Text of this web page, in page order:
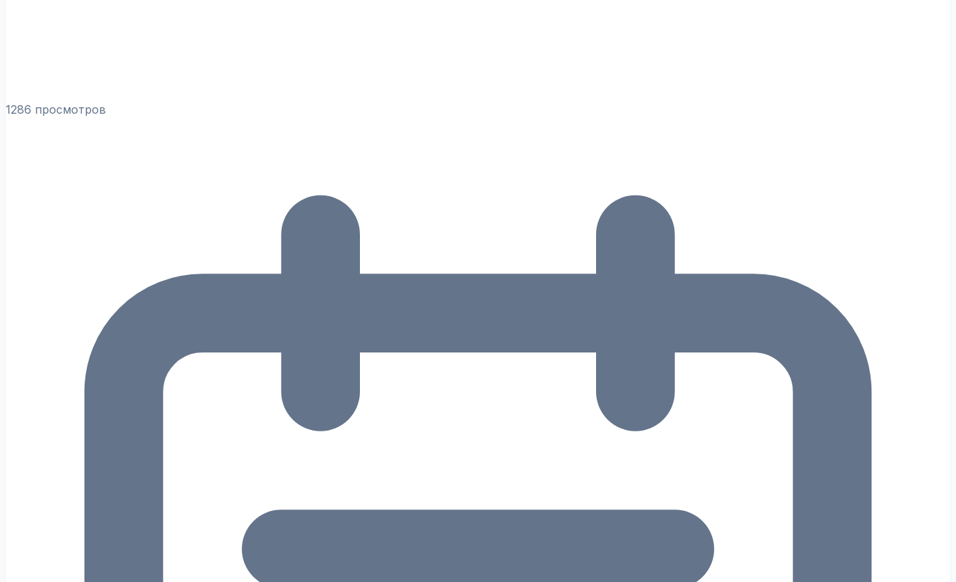
1286 просмотров